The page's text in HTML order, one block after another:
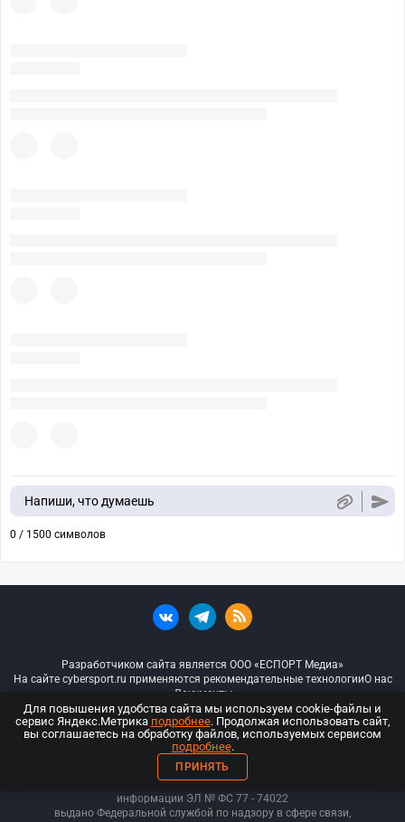
Напиши, что думаешь
0 / 1500 символов
Разработчиком сайта является ООО «ЕСПОРТ Медиа»
На сайте cybersport.ru применяются рекомендательные технологииО нас
Документы
© ООО «Киберспорт.ру» — Все права защищены
18+
ООО «Киберспорт.ру». Свидетельство о регистрации средств массовой
информации ЭЛ № ФС 77 - 74022
выдано Федеральной службой по надзору в сфере связи,
Для повышения удобства сайта мы используем cookie-файлы и
сервис Яндекс.Метрика подробнее. Продолжая использовать сайт,
вы соглашаетесь на обработку файлов, используемых сервисом
подробнее.
ПРИНЯТЬ